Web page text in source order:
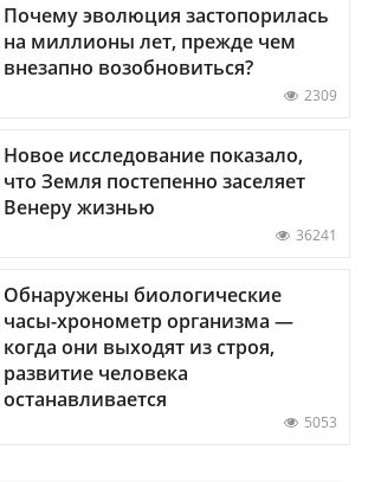
Почему эволюция застопорилась
на миллионы лет, прежде чем
внезапно возобновиться?
2309
Новое исследование показало,
что Земля постепенно заселяет
Венеру жизнью
36241
Обнаружены биологические
часы-хронометр организма —
когда они выходят из строя,
развитие человека
останавливается
5053